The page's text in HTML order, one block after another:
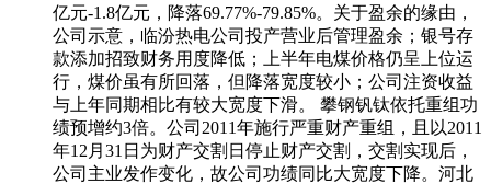
亿元-1.8亿元，降落69.77%-79.85%。关于盈余的缘由，
公司示意，临汾热电公司投产营业后管理盈余；银号存
款添加招致财务用度降低；上半年电煤价格仍呈上位运
行，煤价虽有所回落，但降落宽度较小；公司注资收益
与上年同期相比有较大宽度下滑。 攀钢钒钛依托重组功
绩预增约3倍。公司2011年施行严重财产重组，且以2011
年12月31日为财产交割日停止财产交割，交割实现后，
公司主业发作变化，故公司功绩同比大宽度下降。河北